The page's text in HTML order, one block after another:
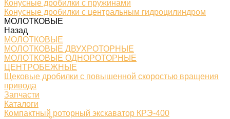
Конусные дробилки с пружинами
Конусные дробилки с центральным гидроцилиндром
МОЛОТКОВЫЕ
Назад
МОЛОТКОВЫЕ
МОЛОТКОВЫЕ ДВУХРОТОРНЫЕ
МОЛОТКОВЫЕ ОДНОРОТОРНЫЕ
ЦЕНТРОБЕЖНЫЕ
Щековые дробилки с повышенной скоростью вращения
привода
Запчасти
Каталоги
Компактный роторный экскаватор КРЭ-400